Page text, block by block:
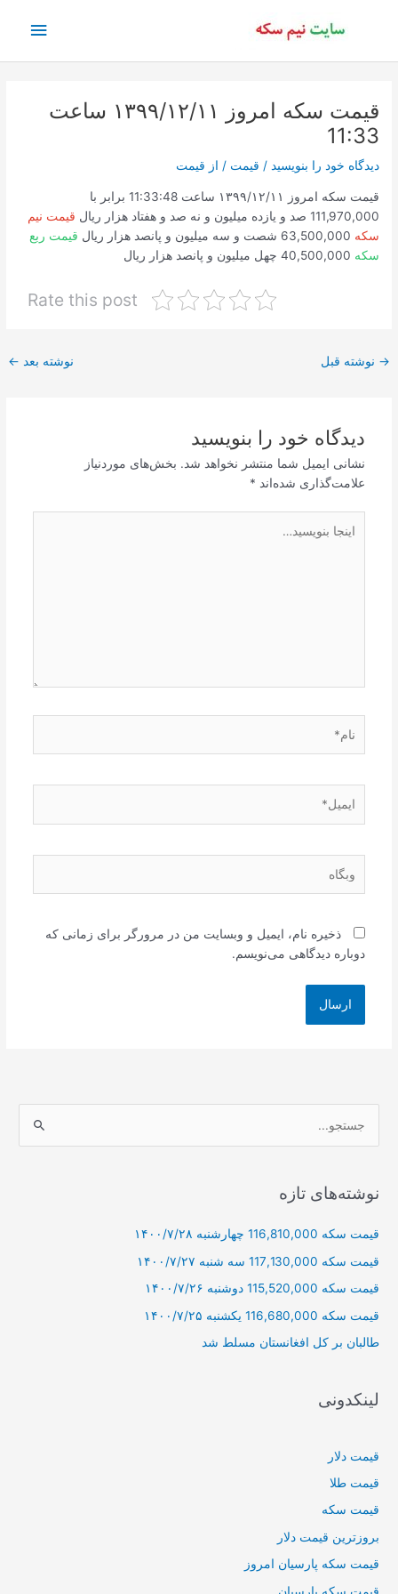
اصلی
قیمت سکه امروز ۱۳۹۹/۱۲/۱۱ ساعت
11:33
دیدگاه‌ خود را بنویسید / قیمت / از قیمت
قیمت سکه امروز ۱۳۹۹/۱۲/۱۱ ساعت 11:33:48 برابر با
111,970,000 صد و یازده میلیون و نه صد و هفتاد هزار ریال
قیمت نیم
سکه 63,500,000 شصت و سه میلیون و پانصد هزار ریال
قیمت ربع
سکه 40,500,000 چهل میلیون و پانصد هزار ریال
Rate this post
پیمایش
→ نوشته قبل نوشته بعد ←
دیدگاه‌ خود را بنویسید
نشانی ایمیل شما منتشر نخواهد شد. بخش‌های موردنیاز
علامت‌گذاری شده‌اند *
بنویسید…
ذخیره نام، ایمیل و وبسایت من در مرورگر برای زمانی که
دوباره دیدگاهی می‌نویسم.
ب
ر
ا
نوشته‌های تازه
قیمت سکه 116,810,000 چهارشنبه ۱۴۰۰/۷/۲۸
قیمت سکه 117,130,000 سه شنبه ۱۴۰۰/۷/۲۷
قیمت سکه 115,520,000 دوشنبه ۱۴۰۰/۷/۲۶
قیمت سکه 116,680,000 یکشنبه ۱۴۰۰/۷/۲۵
طالبان بر كل افغانستان مسلط شد
لینکدونی
قیمت دلار
قیمت طلا
قیمت سکه
بروزترین قیمت دلار
قیمت سکه پارسیان امروز
قیمت سکه پارسیان